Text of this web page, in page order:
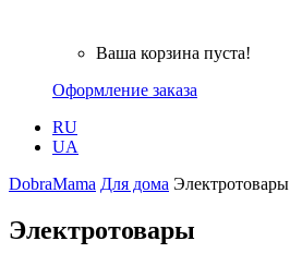
Ваша корзина пуста!
Оформление заказа
RU
UA
DobraMama Для дома Электротовары
Электротовары